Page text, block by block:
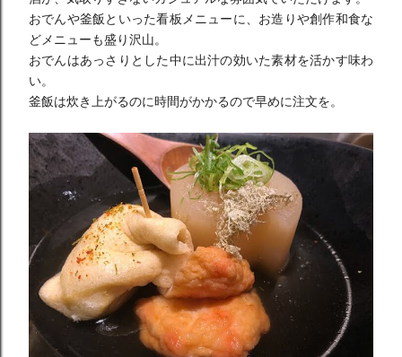
おでんや釜飯といった看板メニューに、お造りや創作和食な
どメニ ューも盛り沢山。
おでんはあっさりとした中に出汁の効いた素材を活かす味わ
い。
釜飯は炊き上がるのに時間がかかるので早めに注文を。